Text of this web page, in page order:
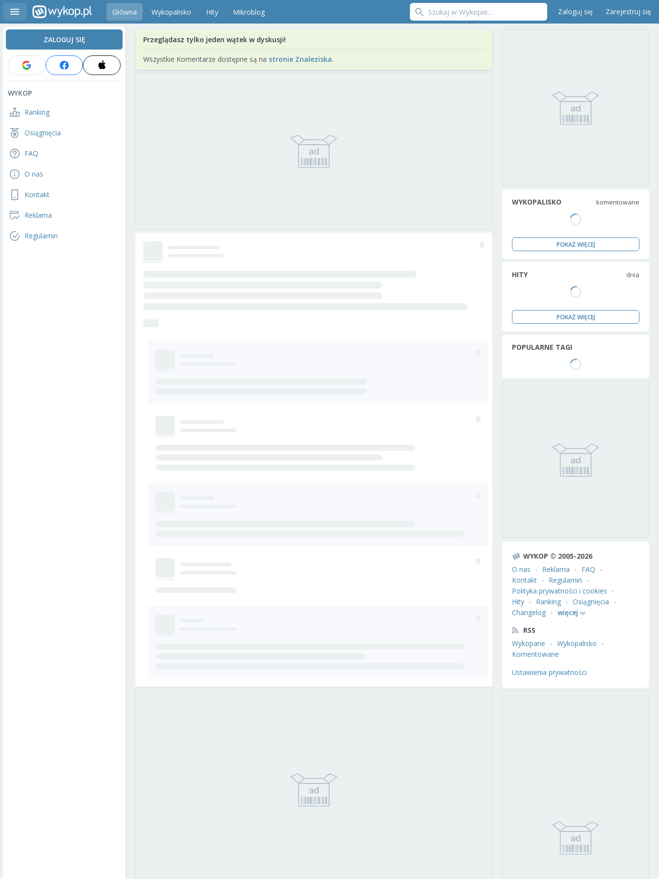
Główna Wykopalisko Hity Mikroblog Zaloguj się Zarejestruj się
ZALOGUJ SIĘ
WYKOP
Ranking
Osiągnięcia
FAQ
O nas
Kontakt
Reklama
Regulamin
Przeglądasz tylko jeden wątek w dyskusji!
Wszystkie Komentarze dostępne są na stronie Znaleziska.
WYKOPALISKO komentowane
POKAŻ WIĘCEJ
HITY dnia
POKAŻ WIĘCEJ
POPULARNE TAGI
WYKOP © 2005-2026
O nas
Reklama
FAQ
Kontakt
Regulamin
Polityka prywatności i cookies
Hity
Ranking
Osiągnięcia
Changelog
więcej
RSS
Wykopane
Wykopalisko
Komentowane
Ustawienia prywatności